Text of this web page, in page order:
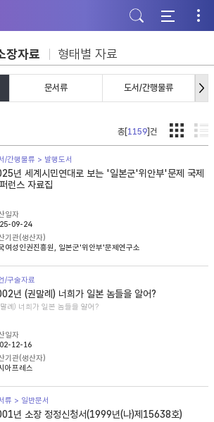
장자료 형태별 자료
문서류 도서/간행물류
총[1159]건
/간행물류 > 발행도서
년 세계시민연대로 보는 '일본군'위안부'문제 국제
런스 자료집
일자
09-24
기관(생산자)
여성인권진흥원, 일본군'위안부'문제연구소
/구술자료
년 (권말례) 너희가 일본 놈들을 알어?
례) 너희가 일본 놈들을 알어?
일자
12-16
기관(생산자)
아프레스
류 > 일반문서
년 소장 정정신청서(1999년(나)제15638호)